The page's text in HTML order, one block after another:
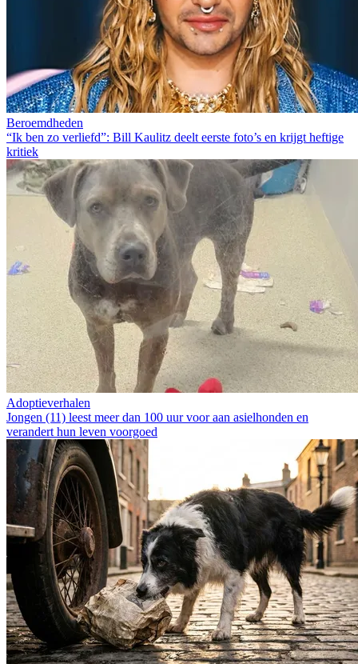
Beroemdheden
“Ik ben zo verliefd”: Bill Kaulitz deelt eerste foto’s en krijgt heftige
kritiek
Adoptieverhalen
Jongen (11) leest meer dan 100 uur voor aan asielhonden en
verandert hun leven voorgoed